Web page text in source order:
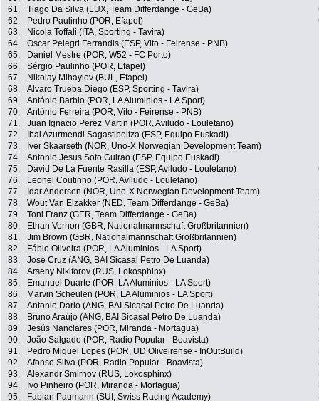
61.
Tiago Da Silva (LUX, Team Differdange - GeBa)
62.
Pedro Paulinho (POR, Efapel)
63.
Nicola Toffali (ITA, Sporting - Tavira)
64.
Oscar Pelegri Ferrandis (ESP, Vito - Feirense - PNB)
65.
Daniel Mestre (POR, W52 - FC Porto)
66.
Sérgio Paulinho (POR, Efapel)
67.
Nikolay Mihaylov (BUL, Efapel)
68.
Alvaro Trueba Diego (ESP, Sporting - Tavira)
69.
António Barbio (POR, LA Aluminios - LA Sport)
70.
António Ferreira (POR, Vito - Feirense - PNB)
71.
Juan Ignacio Perez Martin (POR, Aviludo - Louletano)
72.
Ibai Azurmendi Sagastibeltza (ESP, Equipo Euskadi)
73.
Iver Skaarseth (NOR, Uno-X Norwegian Development Team)
74.
Antonio Jesus Soto Guirao (ESP, Equipo Euskadi)
75.
David De La Fuente Rasilla (ESP, Aviludo - Louletano)
76.
Leonel Coutinho (POR, Aviludo - Louletano)
77.
Idar Andersen (NOR, Uno-X Norwegian Development Team)
78.
Wout Van Elzakker (NED, Team Differdange - GeBa)
79.
Toni Franz (GER, Team Differdange - GeBa)
80.
Ethan Vernon (GBR, Nationalmannschaft Großbritannien)
81.
Jim Brown (GBR, Nationalmannschaft Großbritannien)
82.
Fábio Oliveira (POR, LA Aluminios - LA Sport)
83.
José Cruz (ANG, BAI Sicasal Petro De Luanda)
84.
Arseny Nikiforov (RUS, Lokosphinx)
85.
Emanuel Duarte (POR, LA Aluminios - LA Sport)
86.
Marvin Scheulen (POR, LA Aluminios - LA Sport)
87.
Antonio Dario (ANG, BAI Sicasal Petro De Luanda)
88.
Bruno Araújo (ANG, BAI Sicasal Petro De Luanda)
89.
Jesús Nanclares (POR, Miranda - Mortagua)
90.
João Salgado (POR, Radio Popular - Boavista)
91.
Pedro Miguel Lopes (POR, UD Oliveirense - InOutBuild)
92.
Afonso Silva (POR, Radio Popular - Boavista)
93.
Alexandr Smirnov (RUS, Lokosphinx)
94.
Ivo Pinheiro (POR, Miranda - Mortagua)
95.
Fabian Paumann (SUI, Swiss Racing Academy)